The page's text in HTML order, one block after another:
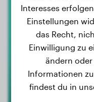
Interesses
Einstellungen
das Recht,
Einwilligung zu
ändern
Informationen
findest du in